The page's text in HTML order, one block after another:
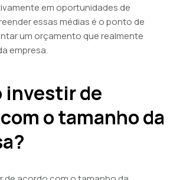
em oportunidades de
essas médias é o ponto de
um orçamento que realmente
empresa.
investir de
o tamanho da